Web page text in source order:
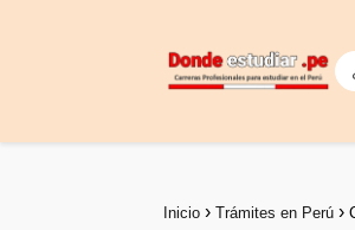
Inicio Trámites en Perú